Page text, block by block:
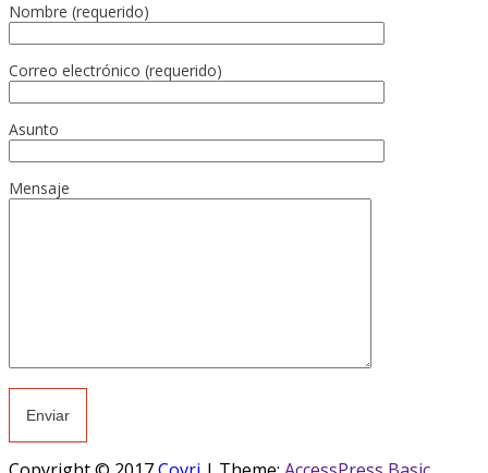
Nombre (requerido)
Correo electrónico (requerido)
Asunto
Mensaje